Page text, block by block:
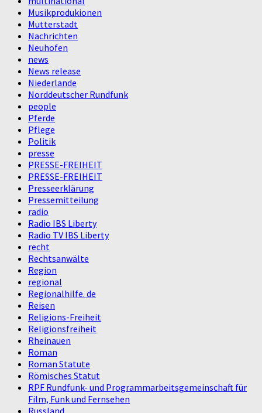
Musikprodukionen
Mutterstadt
Nachrichten
Neuhofen
news
News release
Niederlande
Norddeutscher Rundfunk
people
Pferde
Pflege
Politik
presse
PRESSE-FREIHEIT
PRESSE-FREIHEIT
Presseerklärung
Pressemitteilung
radio
Radio IBS Liberty
Radio TV IBS Liberty
recht
Rechtsanwälte
Region
regional
Regionalhilfe. de
Reisen
Religions-Freiheit
Religionsfreiheit
Rheinauen
Roman
Roman Statute
Römisches Statut
RPF Rundfunk- und Programmarbeitsgemeinschaft für
Film, Funk und Fernsehen